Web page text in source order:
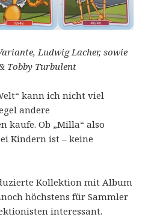
Ludwig Lacher, sowie
Tobby Turbulent
kann ich nicht viel
andere
kaufe. Ob „Milla“ also
Kindern ist – keine
Kollektion mit Album
höchstens für Sammler
interessant.